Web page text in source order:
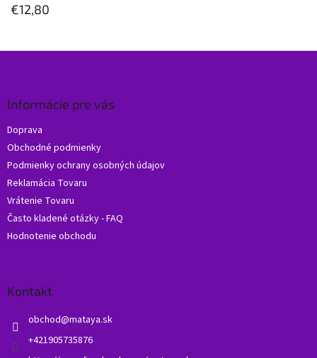
€12,80
Informácie pre vás
Doprava
Obchodné podmienky
Podmienky ochrany osobných údajov
Reklamácia Tovaru
Vrátenie Tovaru
Často kladené otázky - FAQ
Hodnotenie obchodu
Kontakt
obchod@mataya.sk
+421905735876